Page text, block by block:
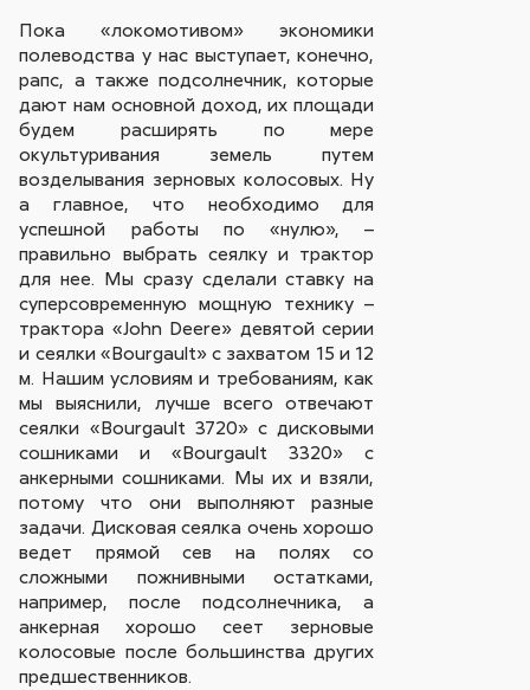
Пока «локомотивом» экономики
полеводства у нас выступает, конечно,
рапс, а также подсолнечник, которые
дают нам основной доход, их площади
будем расширять по мере
окультуривания земель путем
возделывания зерновых колосовых. Ну
а главное, что необходимо для
успешной работы по «нулю», –
правильно выбрать сеялку и трактор
для нее. Мы сразу сделали ставку на
суперсовременную мощную технику –
трактора «John Deere» девятой серии
и сеялки «Bourgault» с захватом 15 и 12
м. Нашим условиям и требованиям, как
мы выяснили, лучше всего отвечают
сеялки «Bourgault 3720» с дисковыми
сошниками и «Bourgault 3320» с
анкерными сошниками. Мы их и взяли,
потому что они выполняют разные
задачи. Дисковая сеялка очень хорошо
ведет прямой сев на полях со
сложными пожнивными остатками,
например, после подсолнечника, а
анкерная хорошо сеет зерновые
колосовые после большинства других
предшественников.